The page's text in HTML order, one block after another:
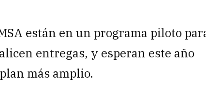
están en un programa piloto
entregas, y esperan este año
más amplio.